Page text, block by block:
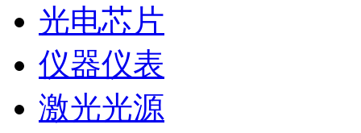
光电芯片
仪器仪表
激光光源